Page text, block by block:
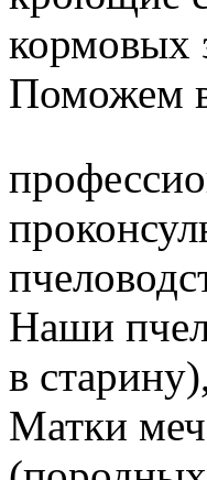
кормовых
Поможем
Наши
в
Матки